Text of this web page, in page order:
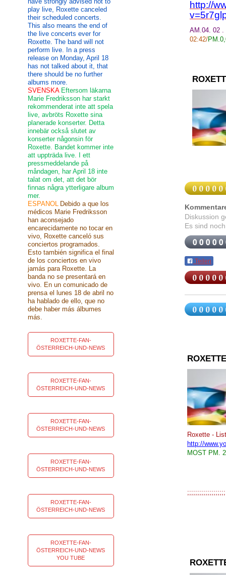
http://
AM.04. 02 .
02:42/PM.
Diskussion
Es sind
Teilen
Roxette -
http://
MOST PM.
play live, Roxette canceled
their scheduled concerts.
This also means the end of
the live concerts ever for
Roxette. The band will not
perform live. In a press
release on Monday, April 18
has not talked about it, that
there should be no further
albums more.
SVENSKA Eftersom läkarna
Marie Fredriksson har starkt
rekommenderat inte att spela
live, avbröts Roxette sina
planerade konserter. Detta
innebär också slutet av
konserter någonsin för
Roxette. Bandet kommer inte
att uppträda live. I ett
pressmeddelande på
måndagen, har April 18 inte
talat om det, att det bör
finnas några ytterligare album
mer.
ESPANOL Debido a que los
médicos Marie Fredriksson
han aconsejado
encarecidamente no tocar en
vivo, Roxette canceló sus
conciertos programados.
Esto también significa el final
de los conciertos en vivo
jamás para Roxette. La
banda no se presentará en
vivo. En un comunicado de
prensa el lunes 18 de abril no
ha hablado de ello, que no
debe haber más álbumes
más.
ROXETTE-FAN-
ÖSTERREICH-UND-NEWS
ROXETTE-FAN-
ÖSTERREICH-UND-NEWS
ROXETTE-FAN-
ÖSTERREICH-UND-NEWS
ROXETTE-FAN-
ÖSTERREICH-UND-NEWS
ROXETTE-FAN-
ÖSTERREICH-UND-NEWS
ROXETTE-FAN-
ÖSTERREICH-UND-NEWS
YOU TUBE